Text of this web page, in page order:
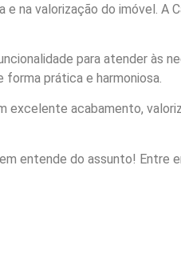
na valorização do imóvel. A
para atender às
prática e harmoniosa.
excelente acabamento,
entende do assunto! Entre